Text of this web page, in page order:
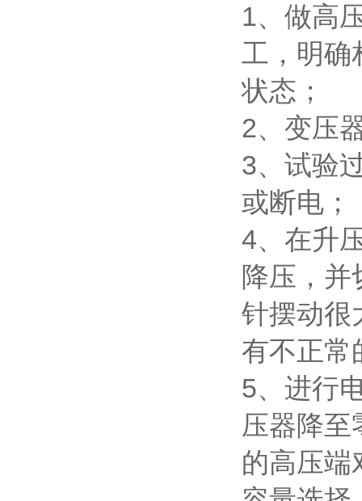
1、做高
工，明确
状态；
2、变压
3、试验
或断电；
4、在升
降压，
针摆动
有不正常
5、进行
压器降至
的高压端